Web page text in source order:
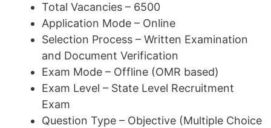
Total Vacancies – 6500
Application Mode – Online
Selection Process – Written Examination
and Document Verification
Exam Mode – Offline (OMR based)
Exam Level – State Level Recruitment
Exam
Question Type – Objective (Multiple Choice